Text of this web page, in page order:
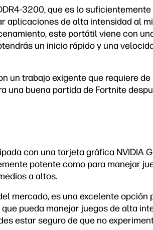
3200, que es lo
aplicaciones de alta intensidad al
este portátil viene con
un inicio rápido y una
un trabajo exigente que requiere
una buena partida de Fortnite
con una tarjeta gráfica NVIDIA
potente como para manejar
a altos.
mercado, es una excelente opción
pueda manejar juegos de alta
estar seguro de que no